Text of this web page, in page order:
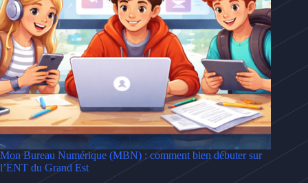
Mon Bureau Numérique (MBN) : comment bien débuter sur
l’ENT du Grand Est